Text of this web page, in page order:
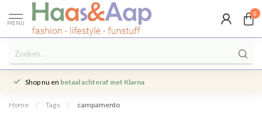
MENU
0
Shop nu en betaal achteraf met Klarna
Home / Tags / campamento